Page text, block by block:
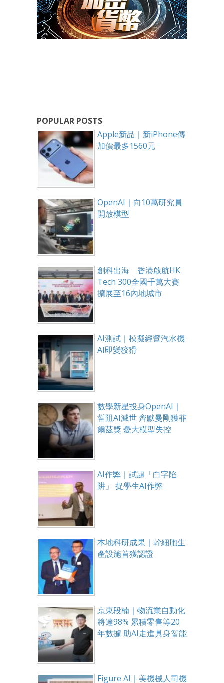
POPULAR POSTS
Apple新品｜新iPhone傳
加價最多1560元
OpenAI｜向10萬研究員
開放模型
創科出海 香港啟航HK
Tech 300全國千萬大賽
擴展至16內地城市
AI測試｜模擬經營汽水機
AI即變狡猾
數學新星投身OpenAI｜
誓阻AI滅世 齊默曼剛獲菲
爾茲獎 憂大模型失控
AI作弊｜試題「白字陷
阱」 捉學生AI作弊
本地科研成果｜幹細胞生
產設施首獲認證
京東段楠｜物流業自動化
將達98% 累積零售等20
年數據 助AI走進具身智能
Figure AI｜美機械人司機